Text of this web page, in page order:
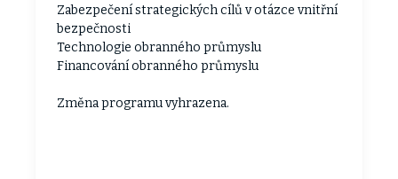
Zabezpečení strategických cílů v otázce vnitřní
bezpečnosti
Technologie obranného průmyslu
Financování obranného průmyslu
Změna programu vyhrazena.